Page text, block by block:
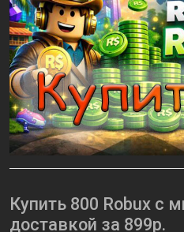
Купить 800 Robux с
доставкой за 899р.